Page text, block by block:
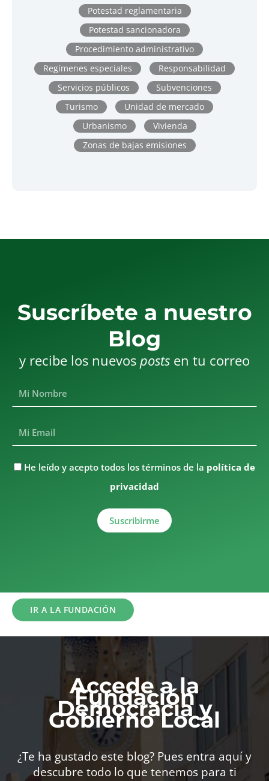
Potestad reglamentaria
Potestad sancionadora
Procedimiento administrativo
Regímenes especiales
Responsabilidad
Servicios públicos
Subvenciones
Turismo
Unidad de mercado
Urbanismo
Vivienda
Zonas de bajas emisiones
Suscríbete a nuestro
Blog
y recibe los nuevos posts en tu correo
Nombre
Email
He
privacidad
He leído y acepto todos los términos de la política de
privacidad
Suscribirme
IR A LA FUNDACIÓN
Accede a la
Fundación
Democracia y
Gobierno Local
¿Te ha gustado este blog? Pues entra aquí y
descubre todo lo que tenemos para ti